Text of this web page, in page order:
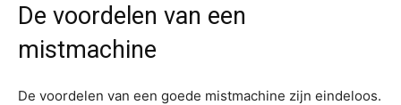
De voordelen van een
mistmachine
De voordelen van een goede mistmachine zijn eindeloos.